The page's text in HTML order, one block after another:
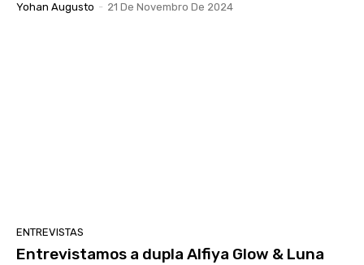
Yohan Augusto - 21 De Novembro De 2024
ENTREVISTAS
Entrevistamos a dupla Alfiya Glow & Luna